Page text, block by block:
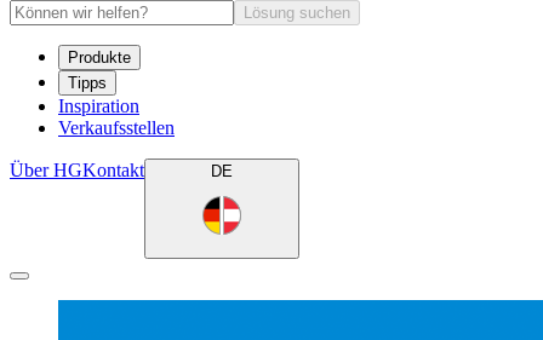
Lösung suchen
Produkte
Tipps
Inspiration
Verkaufsstellen
Über HGKontakt DE